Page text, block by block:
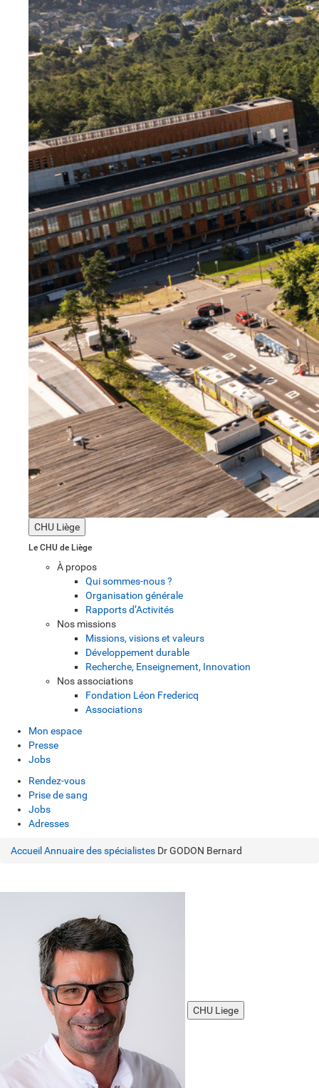
CHU Liège
Le CHU de Liège
À propos
Qui sommes-nous ?
Organisation générale
Rapports d’Activités
Nos missions
Missions, visions et valeurs
Développement durable
Recherche, Enseignement, Innovation
Nos associations
Fondation Léon Fredericq
Associations
Mon espace
Presse
Jobs
Rendez-vous
Prise de sang
Jobs
Adresses
Accueil Annuaire des spécialistes Dr GODON Bernard
CHU Liege